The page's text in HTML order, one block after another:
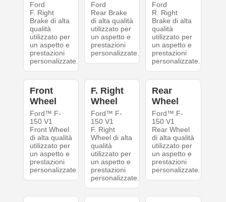
Ford
F. Right
Brake di alta
qualità
utilizzato per
un aspetto e
prestazioni
personalizzate.
Ford
Rear Brake
di alta qualità
utilizzato per
un aspetto e
prestazioni
personalizzate.
Ford
R. Right
Brake di alta
qualità
utilizzato per
un aspetto e
prestazioni
personalizzate.
Front
Wheel
Ford™ F-
150 V1
Front Wheel
di alta qualità
utilizzato per
un aspetto e
prestazioni
personalizzate.
F. Right
Wheel
Ford™ F-
150 V1
F. Right
Wheel di alta
qualità
utilizzato per
un aspetto e
prestazioni
personalizzate.
Rear
Wheel
Ford™ F-
150 V1
Rear Wheel
di alta qualità
utilizzato per
un aspetto e
prestazioni
personalizzate.